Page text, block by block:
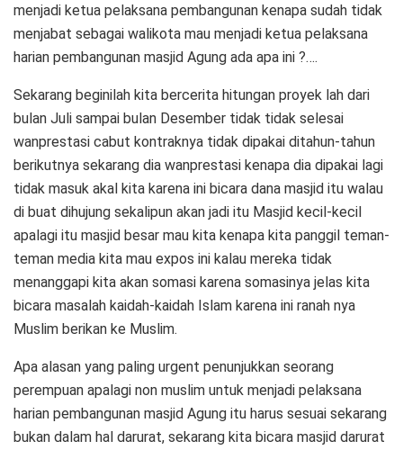
menjadi ketua pelaksana pembangunan kenapa sudah tidak
menjabat sebagai walikota mau menjadi ketua pelaksana
harian pembangunan masjid Agung ada apa ini ?….
Sekarang beginilah kita bercerita hitungan proyek lah dari
bulan Juli sampai bulan Desember tidak tidak selesai
wanprestasi cabut kontraknya tidak dipakai ditahun-tahun
berikutnya sekarang dia wanprestasi kenapa dia dipakai lagi
tidak masuk akal kita karena ini bicara dana masjid itu walau
di buat dihujung sekalipun akan jadi itu Masjid kecil-kecil
apalagi itu masjid besar mau kita kenapa kita panggil teman-
teman media kita mau expos ini kalau mereka tidak
menanggapi kita akan somasi karena somasinya jelas kita
bicara masalah kaidah-kaidah Islam karena ini ranah nya
Muslim berikan ke Muslim.
Apa alasan yang paling urgent penunjukkan seorang
perempuan apalagi non muslim untuk menjadi pelaksana
harian pembangunan masjid Agung itu harus sesuai sekarang
bukan dalam hal darurat, sekarang kita bicara masjid darurat